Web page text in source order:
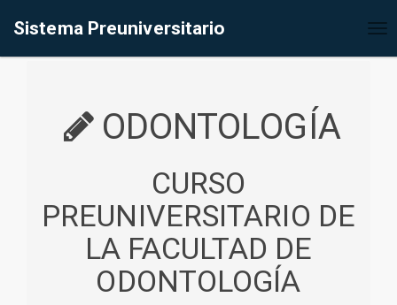
Sistema Preuniversitario
ODONTOLOGÍA
CURSO
PREUNIVERSITARIO DE
LA FACULTAD DE
ODONTOLOGÍA